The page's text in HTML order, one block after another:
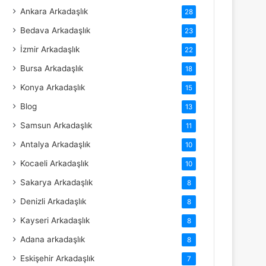
Ankara Arkadaşlık 28
Bedava Arkadaşlık 23
İzmir Arkadaşlık 22
Bursa Arkadaşlık 18
Konya Arkadaşlık 15
Blog 13
Samsun Arkadaşlık 11
Antalya Arkadaşlık 10
Kocaeli Arkadaşlık 10
Sakarya Arkadaşlık 8
Denizli Arkadaşlık 8
Kayseri Arkadaşlık 8
Adana arkadaşlık 8
Eskişehir Arkadaşlık 7